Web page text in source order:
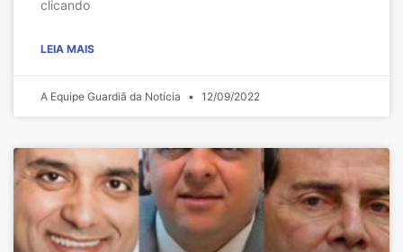
clicando
LEIA MAIS
A Equipe Guardiã da Notícia 12/09/2022